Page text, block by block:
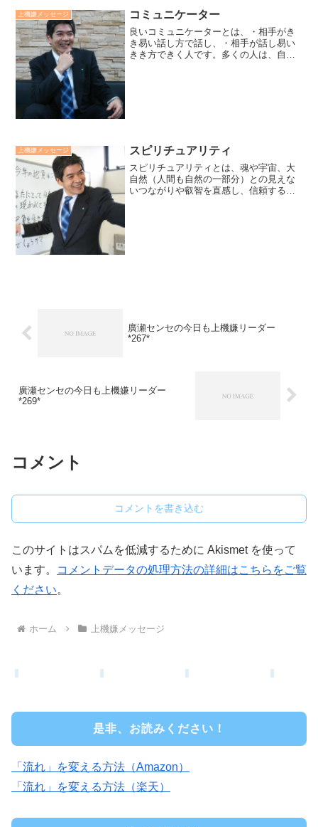
上機嫌メッセージ コミュニケーター
良いコミュニケーターとは、・相手がき
き易い話し方で話し、・相手が話し易い
きき方できく人です。多くの人は、自分
上機嫌メッセージ スピリチュアリティ
スピリチュアリティとは、魂や宇宙、大
自然（人間も自然の一部分）との見えな
いつながりや叡智を直感し、信頼するこ
廣瀬センセの今日も上機嫌リーダー
*267*
廣瀬センセの今日も上機嫌リーダー
*269*
コメント
コメントを書き込む
このサイトはスパムを低減するために Akismet を使って
います。
コメントデータの処理方法の詳細はこちらをご覧
ください。
ホーム 上機嫌メッセージ
是非、お読みください！
「流れ」を変える方法（Amazon）
「流れ」を変える方法（楽天）